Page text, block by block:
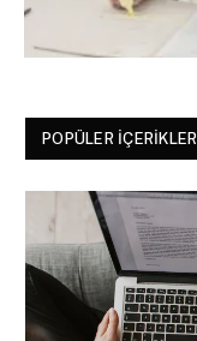
POPÜLER İÇERIKLER